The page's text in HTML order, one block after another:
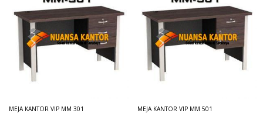
MEJA KANTOR VIP MM 301 MEJA KANTOR VIP MM 501